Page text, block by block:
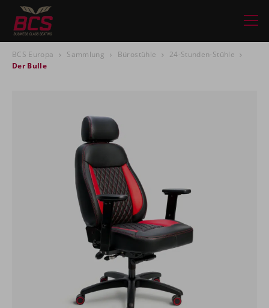
BCS Europa Sammlung Bürostühle
24-Stunden-Stühle
Der Bulle